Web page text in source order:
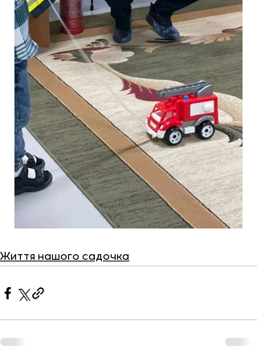
Життя нашого садочка